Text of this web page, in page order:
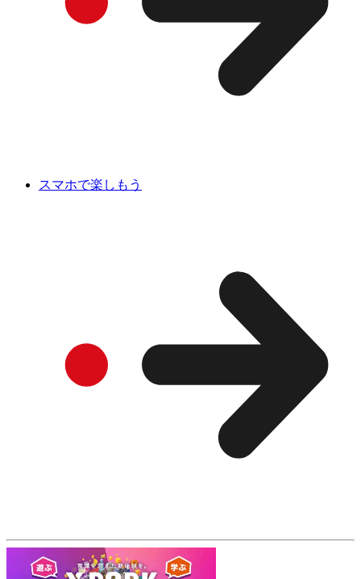
スマホで楽しもう